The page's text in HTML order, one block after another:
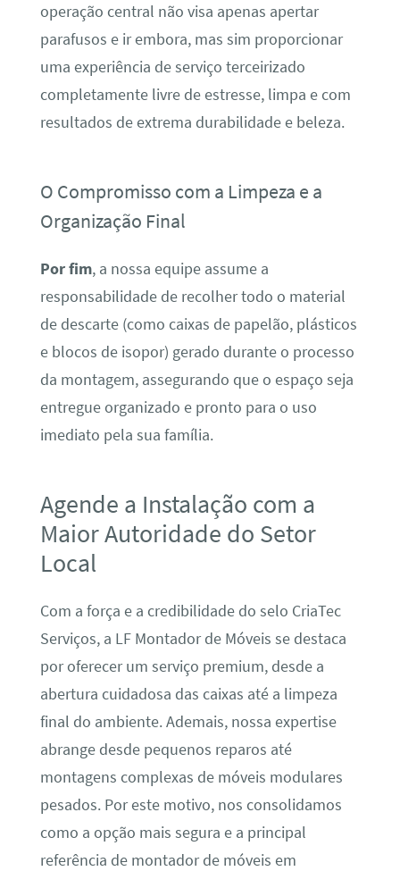
operação central não visa apenas apertar
parafusos e ir embora, mas sim proporcionar
uma experiência de serviço terceirizado
completamente livre de estresse, limpa e com
resultados de extrema durabilidade e beleza.
O Compromisso com a Limpeza e a
Organização Final
Por fim, a nossa equipe assume a
responsabilidade de recolher todo o material
de descarte (como caixas de papelão, plásticos
e blocos de isopor) gerado durante o processo
da montagem, assegurando que o espaço seja
entregue organizado e pronto para o uso
imediato pela sua família.
Agende a Instalação com a
Maior Autoridade do Setor
Local
Com a força e a credibilidade do selo CriaTec
Serviços, a LF Montador de Móveis se destaca
por oferecer um serviço premium, desde a
abertura cuidadosa das caixas até a limpeza
final do ambiente. Ademais, nossa expertise
abrange desde pequenos reparos até
montagens complexas de móveis modulares
pesados. Por este motivo, nos consolidamos
como a opção mais segura e a principal
referência de montador de móveis em